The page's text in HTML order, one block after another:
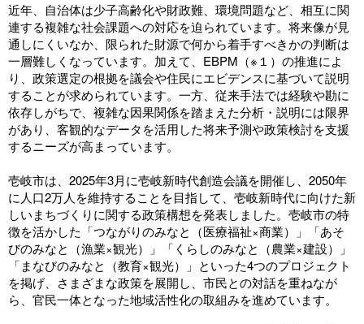
近年、自治体は少子高齢化や財政難、環境問題など、相互に関
連する複雑な社会課題への対応を迫られています。将来像が見
通しにくいなか、限られた財源で何から着手すべきかの判断は
一層難しくなっています。加えて、EBPM（※１）の推進によ
り、政策選定の根拠を議会や住民にエビデンスに基づいて説明
することが求められています。一方、従来手法では経験や勘に
依存しがちで、複雑な因果関係を踏まえた分析・説明には限界
があり、客観的なデータを活用した将来予測や政策検討を支援
するニーズが高まっています。
壱岐市は、2025年3月に壱岐新時代創造会議を開催し、2050年
に人口2万人を維持することを目指して、壱岐新時代に向けた新
しいまちづくりに関する政策構想を発表しました。壱岐市の特
徴を活かした「つながりのみなと（医療福祉×商業）」「あそ
びのみなと（漁業×観光）」「くらしのみなと（農業×建設）」
「まなびのみなと（教育×観光）」といった4つのプロジェクト
を掲げ、さまざまな政策を展開し、市民との対話を重ねなが
ら、官民一体となった地域活性化の取組みを進めています。